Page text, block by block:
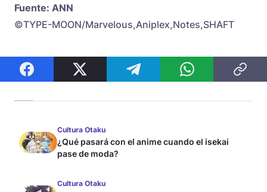
Fuente: ANN
©TYPE-MOON/Marvelous,Aniplex,Notes,SHAFT
Cultura Otaku
¿Qué pasará con el anime cuando el isekai
pase de moda?
Cultura Otaku